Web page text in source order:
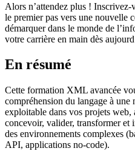
Alors n’attendez plus !
le premier pas vers une nouvelle
démarquer dans le monde de
votre carrière en main dès
En résumé
Cette formation XML avancée
compréhension du langage à une
exploitable dans vos projets web,
concevoir, valider, transformer et
des environnements complexes
API, applications no-code).